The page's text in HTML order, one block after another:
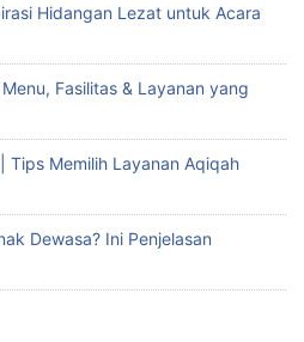
Hidangan Lezat untuk Acara
Fasilitas & Layanan yang
Tips Memilih Layanan Aqiqah
Dewasa? Ini Penjelasan